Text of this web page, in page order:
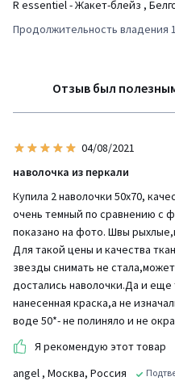
R essentiel - Жакет-блейз ,
Продолжительность владения
Отзыв был
04/08/2021
наволочка из перкали
Купила 2 наволочки 50х70,
очень темный по сравнению с
показано на фото. Швы
Для такой цены и качества
звезды снимать не
достались наволочки.Да и
нанесенная краска,а не
воде 50*- не полиняло и не
Я рекомендую этот товар
angel , Москва, Россия